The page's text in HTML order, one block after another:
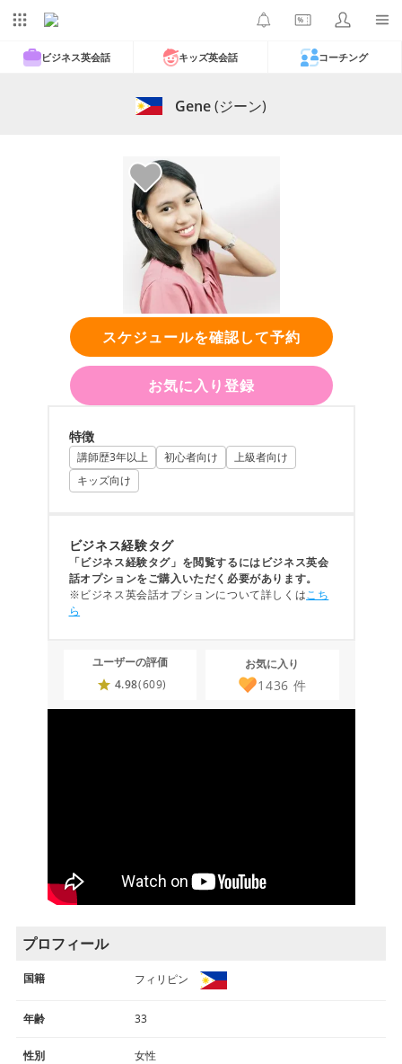
ビジネス英会話 キッズ英会話 コーチング
Gene(ジーン)
スケジュールを確認して予約
お気に入り登録
特徴
講師歴3年以上 初心者向け
上級者向け
キッズ向け
ビジネス経験タグ
「ビジネス経験タグ」を閲覧するにはビジネス英会
話オプションをご購入いただく必要があります。
※ビジネス英会話オプションについて詳しくはこち
ら
ユーザーの評価
4.98(609)
お気に入り
1436 件
プロフィール
国籍 フィリピン
年齢 33
性別 女性